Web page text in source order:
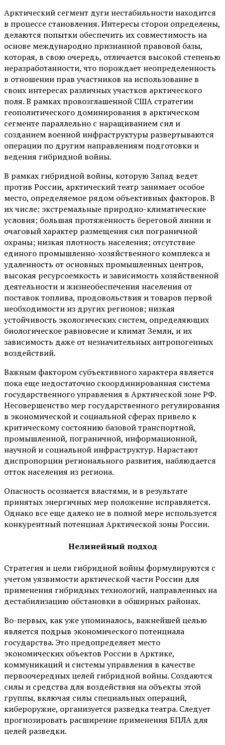
Арктический сегмент дуги нестабильности находится
в процессе становления. Интересы сторон определены,
делаются попытки обеспечить их совместимость на
основе международно признанной правовой базы,
которая, в свою очередь, отличается высокой степенью
неразработанности, что порождает неопределенность
в отношении прав участников на использование в
своих интересах различных участков арктического
поля. В рамках провозглашенной США стратегии
геополитического доминирования в арктическом
сегменте параллельно с наращиванием сил и
созданием военной инфраструктуры развертываются
операции по другим направлениям подготовки и
ведения гибридной войны.
В рамках гибридной войны, которую Запад ведет
против России, арктический театр занимает особое
место, определяемое рядом объективных факторов. В
их числе: экстремальные природно-климатические
условия; большая протяженность береговой линии и
очаговый характер размещения сил пограничной
охраны; низкая плотность населения; отсутствие
единого промышленно-хозяйственного комплекса и
удаленность от основных промышленных центров,
высокая ресурсоемкость и зависимость хозяйственной
деятельности и жизнеобеспечения населения от
поставок топлива, продовольствия и товаров первой
необходимости из других регионов; низкая
устойчивость экологических систем, определяющих
биологическое равновесие и климат Земли, и их
зависимость даже от незначительных антропогенных
воздействий.
Важным фактором субъективного характера является
пока еще недостаточно скоординированная система
государственного управления в Арктической зоне РФ.
Несовершенство мер государственного регулирования
в экономической и социальной сферах привело к
критическому состоянию базовой транспортной,
промышленной, пограничной, информационной,
научной и социальной инфраструктур. Нарастают
диспропорции регионального развития, наблюдается
отток населения из региона.
Опасность осознается властями, и в результате
принятых энергичных мер положение исправляется.
Однако все еще далеко не в полной мере используется
конкурентный потенциал Арктической зоны России.
Нелинейный подход
Стратегия и цели гибридной войны формулируются с
учетом уязвимости арктической части России для
применения гибридных технологий, направленных на
дестабилизацию обстановки в обширных районах.
Во-первых, как уже упоминалось, важнейшей целью
является подрыв экономического потенциала
государства. Это предопределяет место
экономических объектов России в Арктике,
коммуникаций и системы управления в качестве
первоочередных целей гибридной войны. Создаются
силы и средства для воздействия на объекты этой
группы, включая силы специальных операций,
кибероружие, организуется разведка театра. Следует
прогнозировать расширение применения БПЛА для
целей разведки.